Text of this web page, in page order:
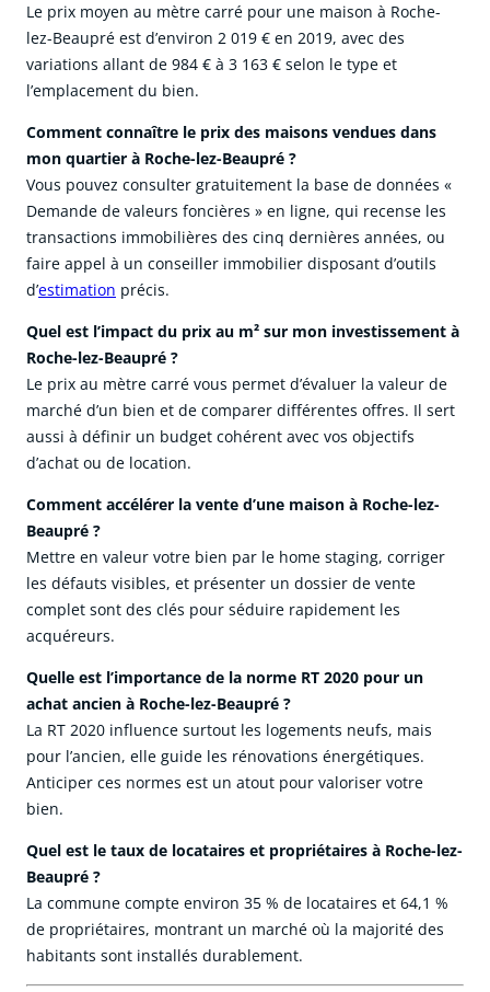
Le prix moyen au mètre carré pour une maison à Roche-
lez-Beaupré est d’environ 2 019 € en 2019, avec des
variations allant de 984 € à 3 163 € selon le type et
l’emplacement du bien.
Comment connaître le prix des maisons vendues dans
mon quartier à Roche-lez-Beaupré ?
Vous pouvez consulter gratuitement la base de données «
Demande de valeurs foncières » en ligne, qui recense les
transactions immobilières des cinq dernières années, ou
faire appel à un conseiller immobilier disposant d’outils
d’estimation précis.
Quel est l’impact du prix au m² sur mon investissement à
Roche-lez-Beaupré ?
Le prix au mètre carré vous permet d’évaluer la valeur de
marché d’un bien et de comparer différentes offres. Il sert
aussi à définir un budget cohérent avec vos objectifs
d’achat ou de location.
Comment accélérer la vente d’une maison à Roche-lez-
Beaupré ?
Mettre en valeur votre bien par le home staging, corriger
les défauts visibles, et présenter un dossier de vente
complet sont des clés pour séduire rapidement les
acquéreurs.
Quelle est l’importance de la norme RT 2020 pour un
achat ancien à Roche-lez-Beaupré ?
La RT 2020 influence surtout les logements neufs, mais
pour l’ancien, elle guide les rénovations énergétiques.
Anticiper ces normes est un atout pour valoriser votre
bien.
Quel est le taux de locataires et propriétaires à Roche-lez-
Beaupré ?
La commune compte environ 35 % de locataires et 64,1 %
de propriétaires, montrant un marché où la majorité des
habitants sont installés durablement.